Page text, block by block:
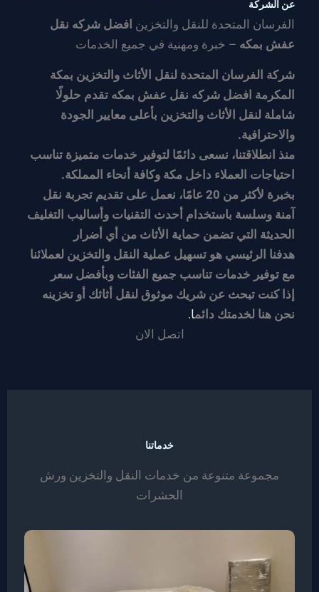
عن الشركة
الفرسان المتحدة للنقل والتخزين افضل شركه نقل
عفش بمكه – خبرة ومهنية في جميع الخدمات
شركة الفرسان المتحدة لنقل الأثاث والتخزين بمكة
المكرمة افضل شركه نقل عفش بمكه تقدم حلولًا
شاملة لنقل الأثاث والتخزين بأعلى معايير الجودة
والاحترافية.
منذ انطلاقتنا، نسعى دائمًا لتوفير خدمات متميزة تناسب
احتياجات العملاء داخل مكة وكافة أنحاء المملكة.
بخبرة لأكثر من 20 عامًا، نعمل على تقديم تجربة نقل
آمنة وسلسة باستخدام أحدث التقنيات وأساليب التغليف
الحديثة التي تضمن حماية الأثاث من أي أضرار
هدفنا الرئيسي هو تسهيل عملية النقل والتخزين لعملائنا
مع توفير خدمات تناسب جميع الفئات وبأفضل سعر
إذا كنت تبحث عن شريك موثوق لنقل أثاثك أو تخزينه
نحن هنا لخدمتك دائما.
اتصل الان
خدماتنا
مجموعة متنوعة من خدمات النقل والتخزين ورش
الحشرات